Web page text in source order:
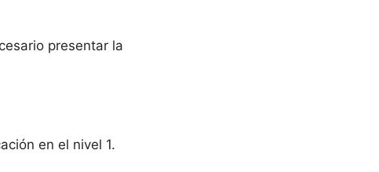
presentar la
en el nivel 1.